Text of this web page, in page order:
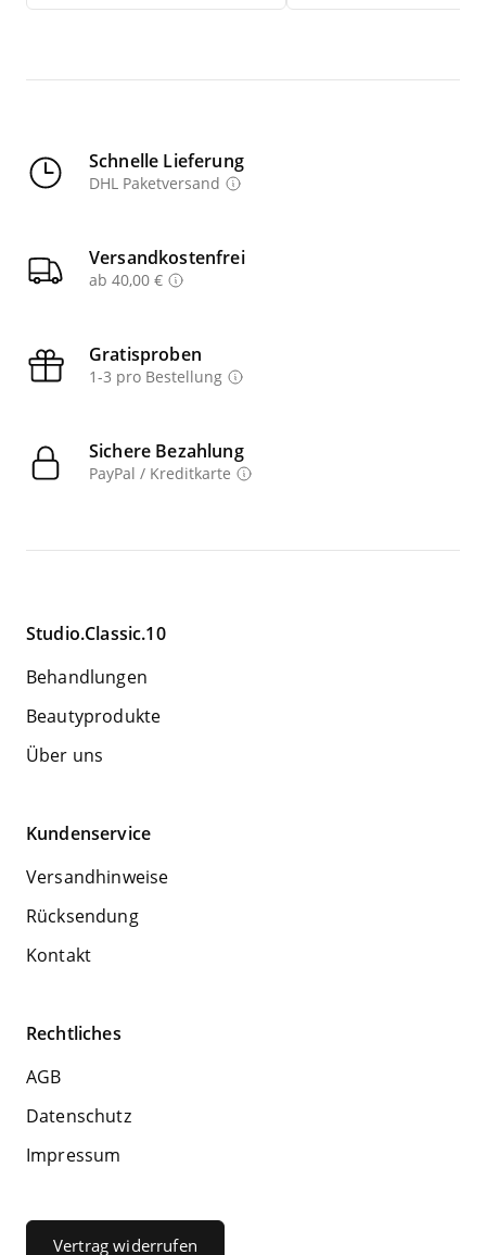
Schnelle Lieferung
DHL Paketversand
Versandkostenfrei
ab 40,00 €
Gratisproben
1-3 pro Bestellung
Sichere Bezahlung
PayPal / Kreditkarte
Studio.Classic.10
Behandlungen
Beautyprodukte
Über uns
Kundenservice
Versandhinweise
Rücksendung
Kontakt
Rechtliches
AGB
Datenschutz
Impressum
Vertrag widerrufen